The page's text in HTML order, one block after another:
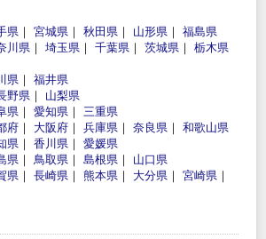
県 ｜ 宮城県 ｜ 秋田県 ｜ 山形県 ｜ 福島県
川県 ｜ 埼玉県 ｜ 千葉県 ｜ 茨城県 ｜ 栃木県
県 ｜ 福井県
野県 ｜ 山梨県
県 ｜ 愛知県 ｜ 三重県
府 ｜ 大阪府 ｜ 兵庫県 ｜ 奈良県 ｜ 和歌山県
県 ｜ 香川県 ｜ 愛媛県
県 ｜ 鳥取県 ｜ 島根県 ｜ 山口県
県 ｜ 長崎県 ｜ 熊本県 ｜ 大分県 ｜ 宮崎県 ｜